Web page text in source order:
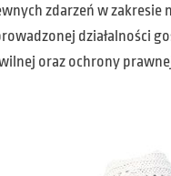
zdarzeń w
działalności
oraz ochrony